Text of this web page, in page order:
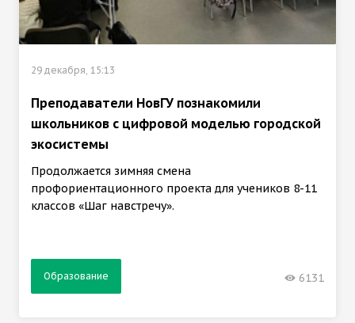
29 декабря, 15:13
Преподаватели НовГУ познакомили
школьников с цифровой моделью городской
экосистемы
Продолжается зимняя смена
профориентационного проекта для учеников 8-11
классов «Шаг навстречу».
Образование 6131